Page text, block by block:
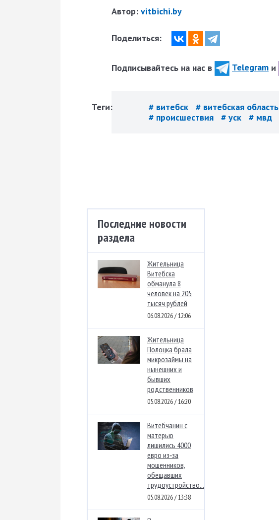
Автор: vitbichi.by
Поделиться:
Подписывайтесь на нас в Telegram и
Теги: # витебск # витебская область
# происшествия
# уск # мвд
Последние новости
раздела
Жительница
Витебска
обманула 8
человек на 205
тысяч рублей
06.08.2026 / 12:06
Жительница
Полоцка брала
микрозаймы на
нынешних и
бывших
родственников
05.08.2026 / 16:20
Витебчанин с
матерью
лишились 4000
евро из‑за
мошенников,
обещавших
трудоустройство...
05.08.2026 / 13:38